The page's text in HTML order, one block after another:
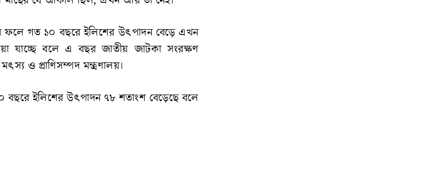
ফলে গত ১০ বছরে ইলিশের উৎপাদন বেড়ে এখন
যাচ্ছে বলে এ বছর জাতীয় জাটকা সংরক্ষণ
ও প্রাণিসম্পদ মন্ত্রণালয়।
ইলিশের উৎপাদন ৭৮ শতাংশ বেড়েছে বলে